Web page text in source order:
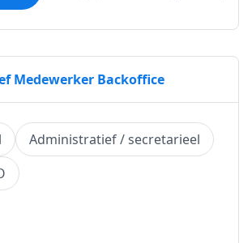
Medewerker Backoffice
Administratief / secretarieel